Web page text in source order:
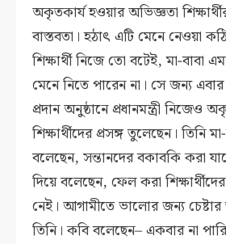
অকৃতকার্য হওয়ার অভিজ্ঞতা
বাস্তবতা। হঠাৎ এটি মেনে নেওয়া
শিক্ষার্থী নিজে তো বটেই, মা-বাবা
মেনে নিতে পারেন না। সে জন্য
প্রদান অনুষ্ঠানে প্রধানমন্ত্রী নিজেও
শিক্ষার্থীদের প্রসঙ্গ তুলেছেন। তিনি
বলেছেন, সন্তানদের বকাবকি করা
দিয়ে বলেছেন, ফেল করা
নেই। আগামীতে ভালোর জন্য চেষ্টার
তিনি। কবি বলেছেন– একবার না